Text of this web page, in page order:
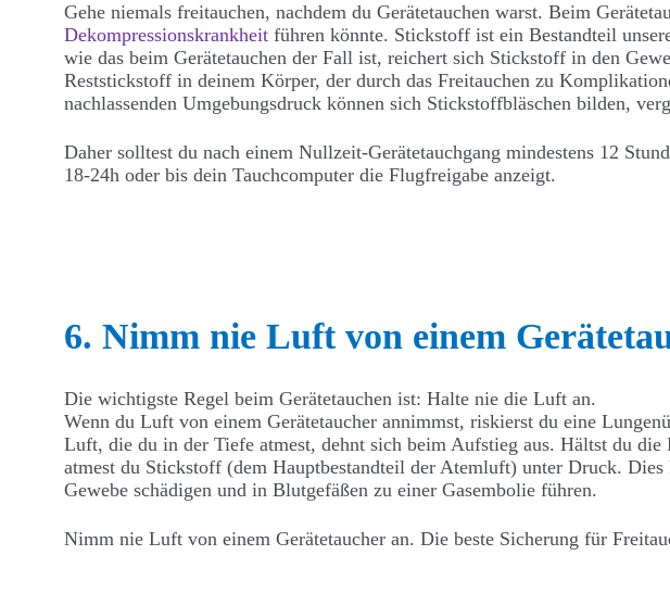
Gehe niemals freitauchen, nachdem du Gerätetauchen warst. Beim
Dekompressionskrankheit führen könnte. Stickstoff ist ein Bestandteil
wie das beim Gerätetauchen der Fall ist, reichert sich Stickstoff in den
Reststickstoff in deinem Körper, der durch das Freitauchen zu
nachlassenden Umgebungsdruck können sich Stickstoffbläschen bilden,
Daher solltest du nach einem Nullzeit-Gerätetauchgang mindestens 12
18-24h oder bis dein Tauchcomputer die Flugfreigabe anzeigt.
6. Nimm nie Luft von einem
Die wichtigste Regel beim Gerätetauchen ist: Halte nie die Luft an.
Wenn du Luft von einem Gerätetaucher annimmst, riskierst du eine
Luft, die du in der Tiefe atmest, dehnt sich beim Aufstieg aus. Hältst du
atmest du Stickstoff (dem Hauptbestandteil der Atemluft) unter Druck.
Gewebe schädigen und in Blutgefäßen zu einer Gasembolie führen.
Nimm nie Luft von einem Gerätetaucher an. Die beste Sicherung für